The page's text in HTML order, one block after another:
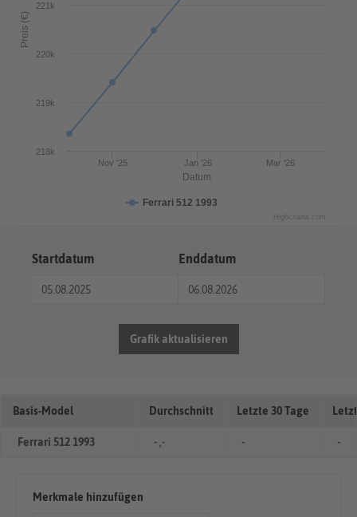
Datum
Preis (€)
Ferrari 512 1993
Nov '25 Jan '26 Mar '26
218k
219k
220k
221k
Highcharts.com
Startdatum Enddatum
Grafik aktualisieren
Basis-Model Durchschnitt Letzte 30 Tage
Ferrari 512 1993 - ,- - -
Merkmale hinzufügen